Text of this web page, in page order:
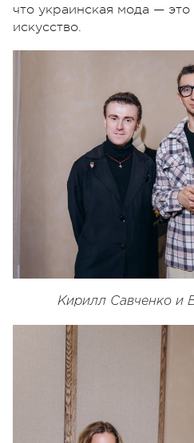
что украинская мода —
искусство.
Кирилл Савченко и